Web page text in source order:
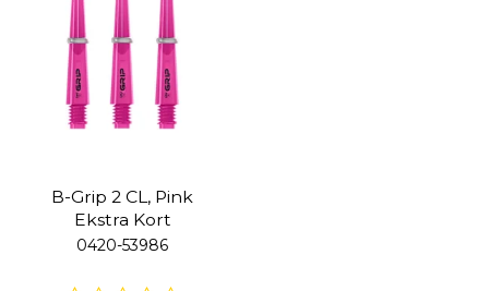
B-Grip 2 CL, Pink
Ekstra Kort
0420-53986